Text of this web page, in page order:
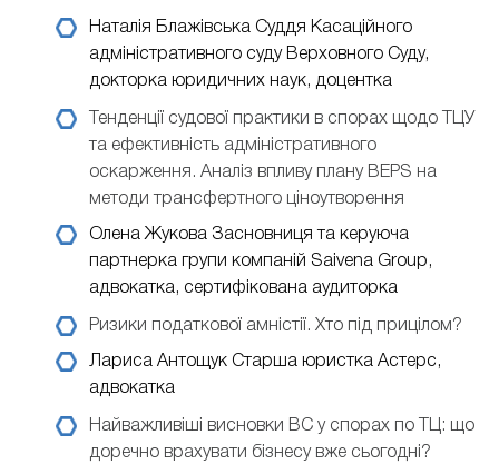
Наталія Блажівська Суддя Касаційного
адміністративного суду Верховного Суду,
докторка юридичних наук, доцентка
Тенденції судової практики в спорах щодо ТЦУ
та ефективність адміністративного
оскарження. Аналіз впливу плану BEPS на
методи трансфертного ціноутворення
Олена Жукова Засновниця та керуюча
партнерка групи компаній Saivena Group,
адвокатка, сертифікована аудиторка
Ризики податкової амністії. Хто під прицілом?
Лариса Антощук Старша юристка Астерс,
адвокатка
Найважливіші висновки ВС у спорах по ТЦ: що
доречно врахувати бізнесу вже сьогодні?